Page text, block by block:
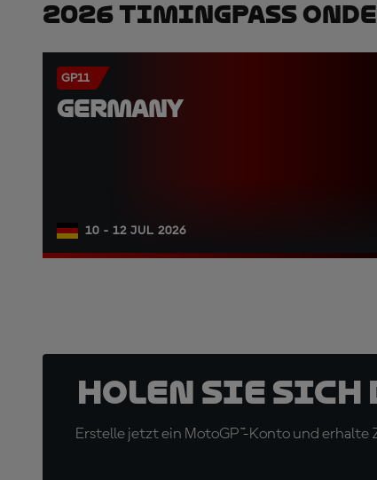
2026 TimingPass
GP11
GERMANY
10 - 12 JUL 2026
Holen Sie
Erstelle jetzt ein MotoGP™-Konto und